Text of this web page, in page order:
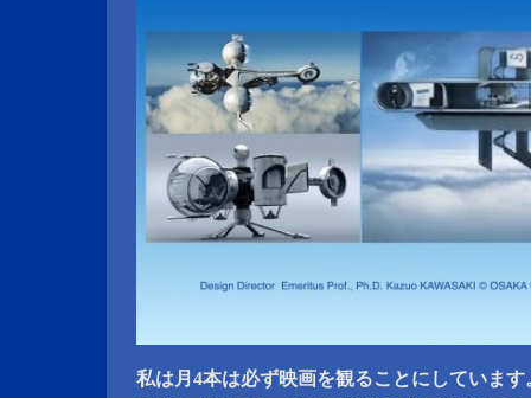
私は月4本は必ず映画を観ることにしています